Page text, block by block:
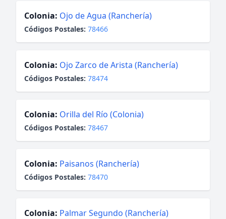
Colonia: Ojo de Agua (Ranchería)
Códigos Postales: 78466
Colonia: Ojo Zarco de Arista (Ranchería)
Códigos Postales: 78474
Colonia: Orilla del Río (Colonia)
Códigos Postales: 78467
Colonia: Paisanos (Ranchería)
Códigos Postales: 78470
Colonia: Palmar Segundo (Ranchería)